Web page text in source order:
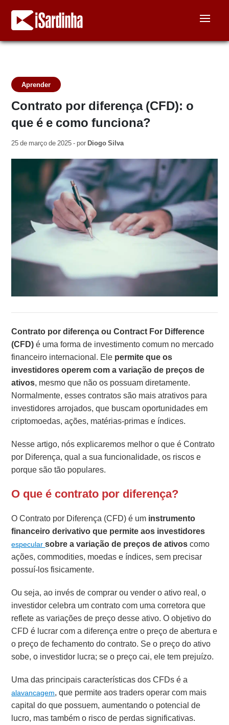
Aprender
Contrato por diferença (CFD): o
que é e como funciona?
25 de março de 2025 - por Diogo Silva
Contrato por diferença ou Contract For Difference
(CFD)é uma forma de investimento comum no mercado
financeiro internacional. Ele permite que os
investidores operem com a variação de preços de
ativos, mesmo que não os possuam diretamente.
Normalmente, esses contratos são mais atrativos para
investidores arrojados, que buscam oportunidades em
criptomoedas, ações, matérias-primas e índices.
Nesse artigo, nós explicaremos melhor o que é Contrato
por Diferença, qual a sua funcionalidade, os riscos e
porque são tão populares.
O que é contrato por diferença?
O Contrato por Diferença (CFD) é um instrumento
financeiro derivativo que permite aos investidores
especularsobre a variação de preços de ativoscomo
ações, commodities, moedas e índices, sem precisar
possuí-los fisicamente.
Ou seja, ao invés de comprar ou vender o ativo real, o
investidor celebra um contrato com uma corretora que
reflete as variações de preço desse ativo. O objetivo do
CFD é lucrar com a diferença entre o preço de abertura e
o preço de fechamento do contrato. Se o preço do ativo
sobe, o investidor lucra; se o preço cai, ele tem prejuízo.
Uma das principais características dos CFDs é a
alavancagem, que permite aos traders operar com mais
capital do que possuem, aumentando o potencial de
lucro, mas também o risco de perdas significativas.